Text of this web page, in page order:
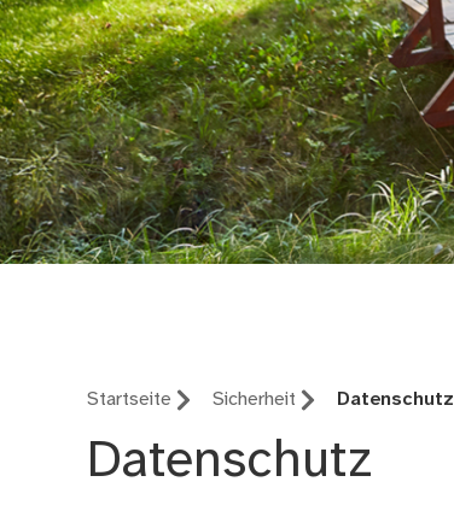
Startseite Sicherheit Datenschutz
Datenschutz